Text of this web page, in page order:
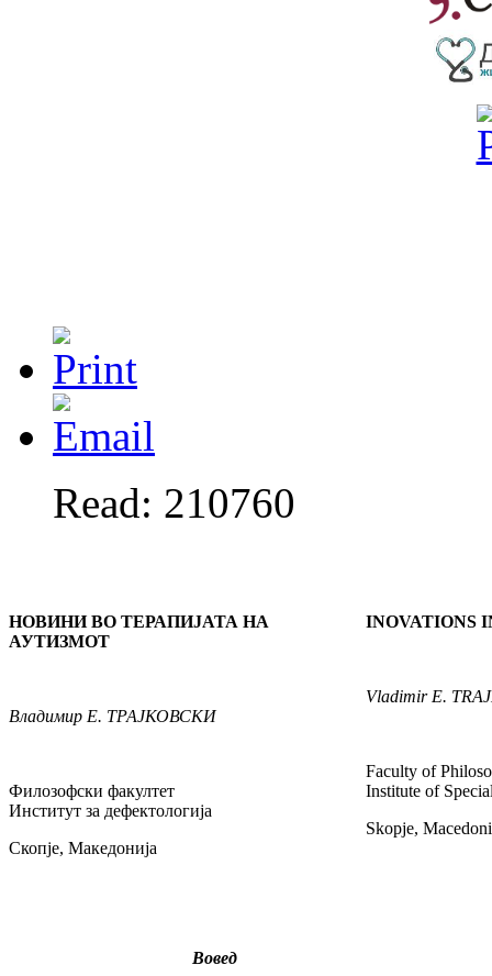
Read: 210760
НОВИНИ ВО ТЕРАПИЈАТА НА
АУТИЗМОТ
Владимир Е. ТРАЈКОВСКИ
Филозофски факултет
Институт за дефектологија
Скопје, Македонија
INOVATIONS
Vladimir E.
Faculty of
Institute of
Skopje,
Вовед